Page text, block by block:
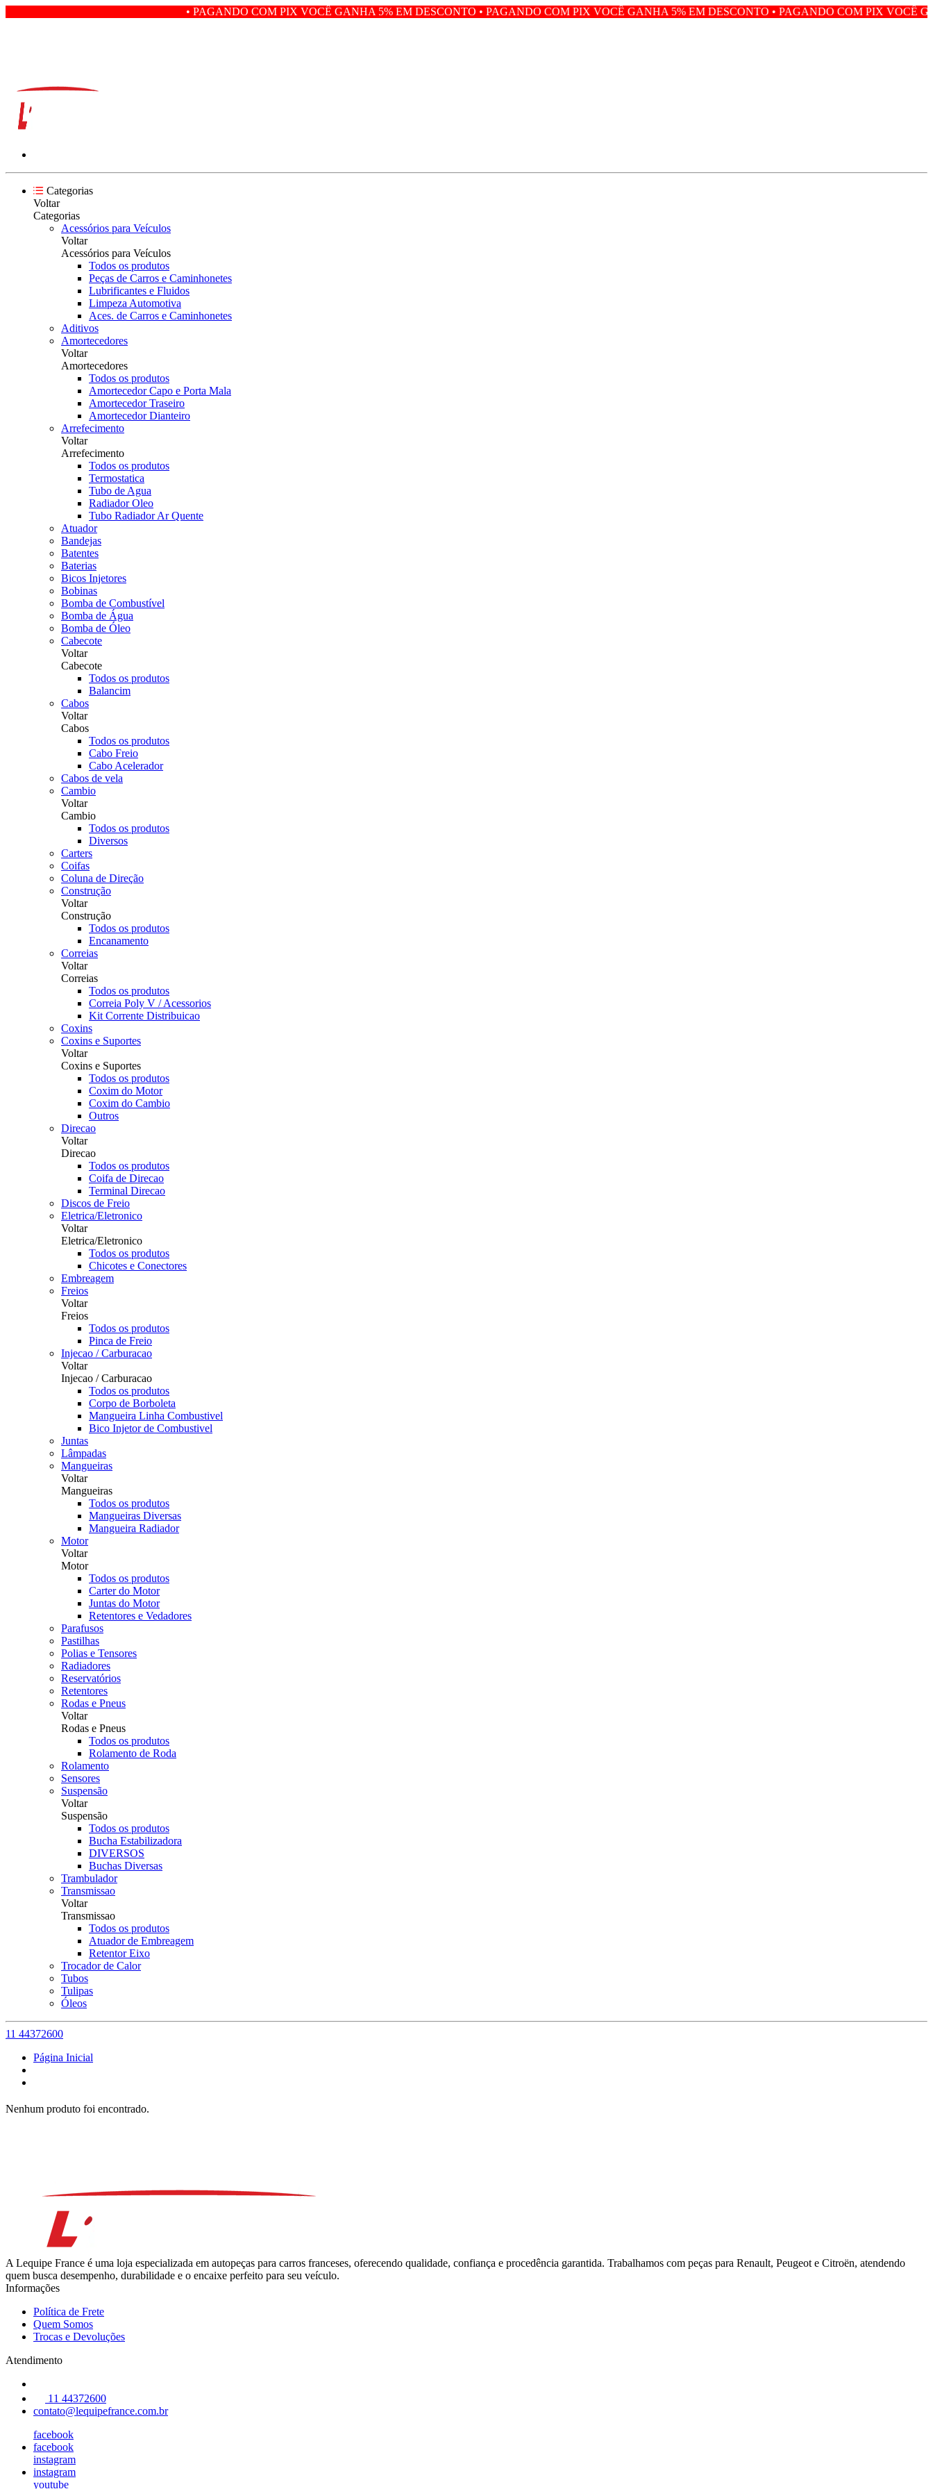
• PAGANDO COM PIX VOCÊ GANHA 5% EM DESCONTO • PAGANDO COM PIX VOCÊ GANHA 5% EM DESCONTO • PAGANDO COM PIX VOCÊ GANHA 5% EM
Categorias
Voltar
Categorias
Acessórios para Veículos
Voltar
Acessórios para Veículos
Todos os produtos
Peças de Carros e Caminhonetes
Lubrificantes e Fluidos
Limpeza Automotiva
Aces. de Carros e Caminhonetes
Aditivos
Amortecedores
Voltar
Amortecedores
Todos os produtos
Amortecedor Capo e Porta Mala
Amortecedor Traseiro
Amortecedor Dianteiro
Arrefecimento
Voltar
Arrefecimento
Todos os produtos
Termostatica
Tubo de Agua
Radiador Oleo
Tubo Radiador Ar Quente
Atuador
Bandejas
Batentes
Baterias
Bicos Injetores
Bobinas
Bomba de Combustível
Bomba de Água
Bomba de Óleo
Cabecote
Voltar
Cabecote
Todos os produtos
Balancim
Cabos
Voltar
Cabos
Todos os produtos
Cabo Freio
Cabo Acelerador
Cabos de vela
Cambio
Voltar
Cambio
Todos os produtos
Diversos
Carters
Coifas
Coluna de Direção
Construção
Voltar
Construção
Todos os produtos
Encanamento
Correias
Voltar
Correias
Todos os produtos
Correia Poly V / Acessorios
Kit Corrente Distribuicao
Coxins
Coxins e Suportes
Voltar
Coxins e Suportes
Todos os produtos
Coxim do Motor
Coxim do Cambio
Outros
Direcao
Voltar
Direcao
Todos os produtos
Coifa de Direcao
Terminal Direcao
Discos de Freio
Eletrica/Eletronico
Voltar
Eletrica/Eletronico
Todos os produtos
Chicotes e Conectores
Embreagem
Freios
Voltar
Freios
Todos os produtos
Pinca de Freio
Injecao / Carburacao
Voltar
Injecao / Carburacao
Todos os produtos
Corpo de Borboleta
Mangueira Linha Combustivel
Bico Injetor de Combustivel
Juntas
Lâmpadas
Mangueiras
Voltar
Mangueiras
Todos os produtos
Mangueiras Diversas
Mangueira Radiador
Motor
Voltar
Motor
Todos os produtos
Carter do Motor
Juntas do Motor
Retentores e Vedadores
Parafusos
Pastilhas
Polias e Tensores
Radiadores
Reservatórios
Retentores
Rodas e Pneus
Voltar
Rodas e Pneus
Todos os produtos
Rolamento de Roda
Rolamento
Sensores
Suspensão
Voltar
Suspensão
Todos os produtos
Bucha Estabilizadora
DIVERSOS
Buchas Diversas
Trambulador
Transmissao
Voltar
Transmissao
Todos os produtos
Atuador de Embreagem
Retentor Eixo
Trocador de Calor
Tubos
Tulipas
Óleos
11 44372600
Página Inicial
Nenhum produto foi encontrado.
A Lequipe France é uma loja especializada em autopeças para carros franceses, oferecendo qualidade, confiança e procedência garantida. Trabalhamos com peças para Renault, Peugeot e Citroën, atendendo
quem busca desempenho, durabilidade e o encaixe perfeito para seu veículo.
Informações
Política de Frete
Quem Somos
Trocas e Devoluções
Atendimento
11 44372600
contato@lequipefrance.com.br
facebook
facebook
instagram
instagram
youtube